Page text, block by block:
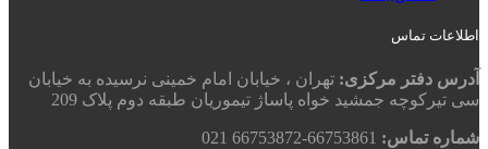
اطلاعات تماس
آدرس دفتر مرکزی: تهران ، خیابان امام خمینی نرسیده به خیابان
سی تیرکوچه جمشید خواه پاساژ تیموریان طبقه دوم پلاک 209
شماره تماس: